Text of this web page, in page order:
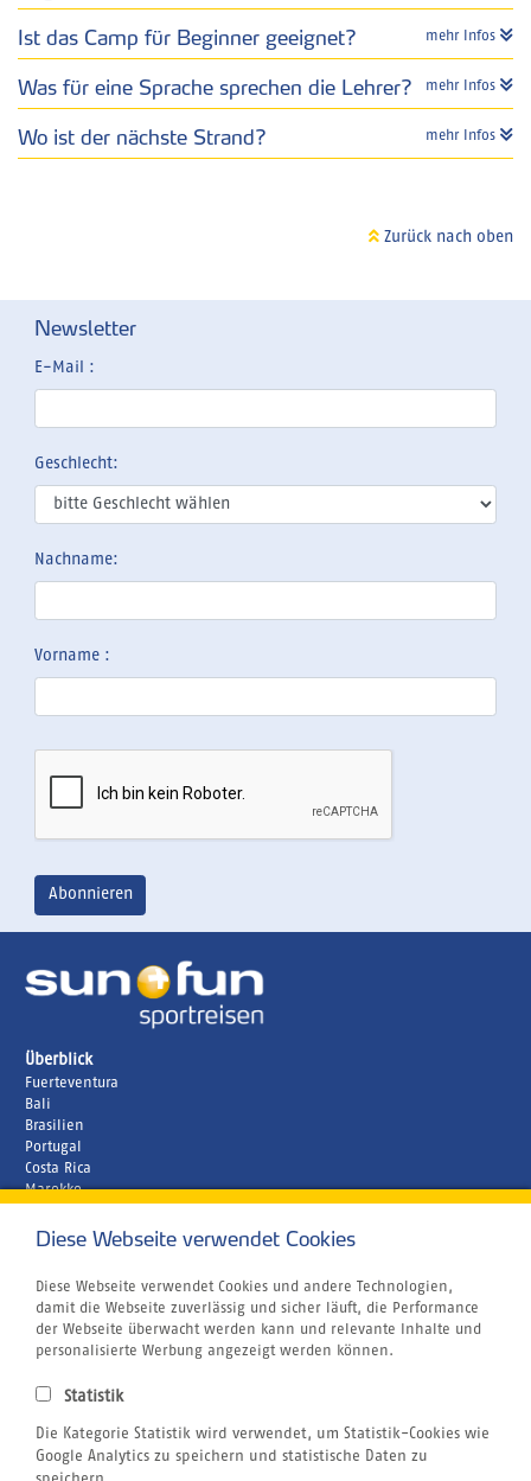
Ist das Camp für Beginner geeignet? mehr Infos
Was für eine Sprache sprechen die Lehrer? mehr Infos
Wo ist der nächste Strand? mehr Infos
Zurück nach oben
Newsletter
E-Mail :
Geschlecht:
Nachname:
Vorname :
Überblick
Fuerteventura
Bali
Brasilien
Portugal
Costa Rica
Marokko
Rund um´s Buchen
Bildnachweis
Gutschein
Jobs
Atmosfair CO2 Kompensation
Centrum für Reisemedizin
Kitesurfen
Cluburlaub
Tauchen
Diese Webseite verwendet Cookies
Diese Webseite verwendet Cookies und andere Technologien,
damit die Webseite zuverlässig und sicher läuft, die Performance
der Webseite überwacht werden kann und relevante Inhalte und
personalisierte Werbung angezeigt werden können.
Statistik
Die Kategorie Statistik wird verwendet, um Statistik-Cookies wie
Google Analytics zu speichern und statistische Daten zu